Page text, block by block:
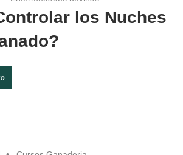
los Nuches